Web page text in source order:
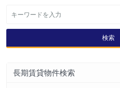
検索
長期賃貸物件検索